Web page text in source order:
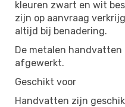
kleuren zwart en wit
zijn op aanvraag
altijd bij benadering.
De metalen
afgewerkt.
Geschikt voor
Handvatten zijn